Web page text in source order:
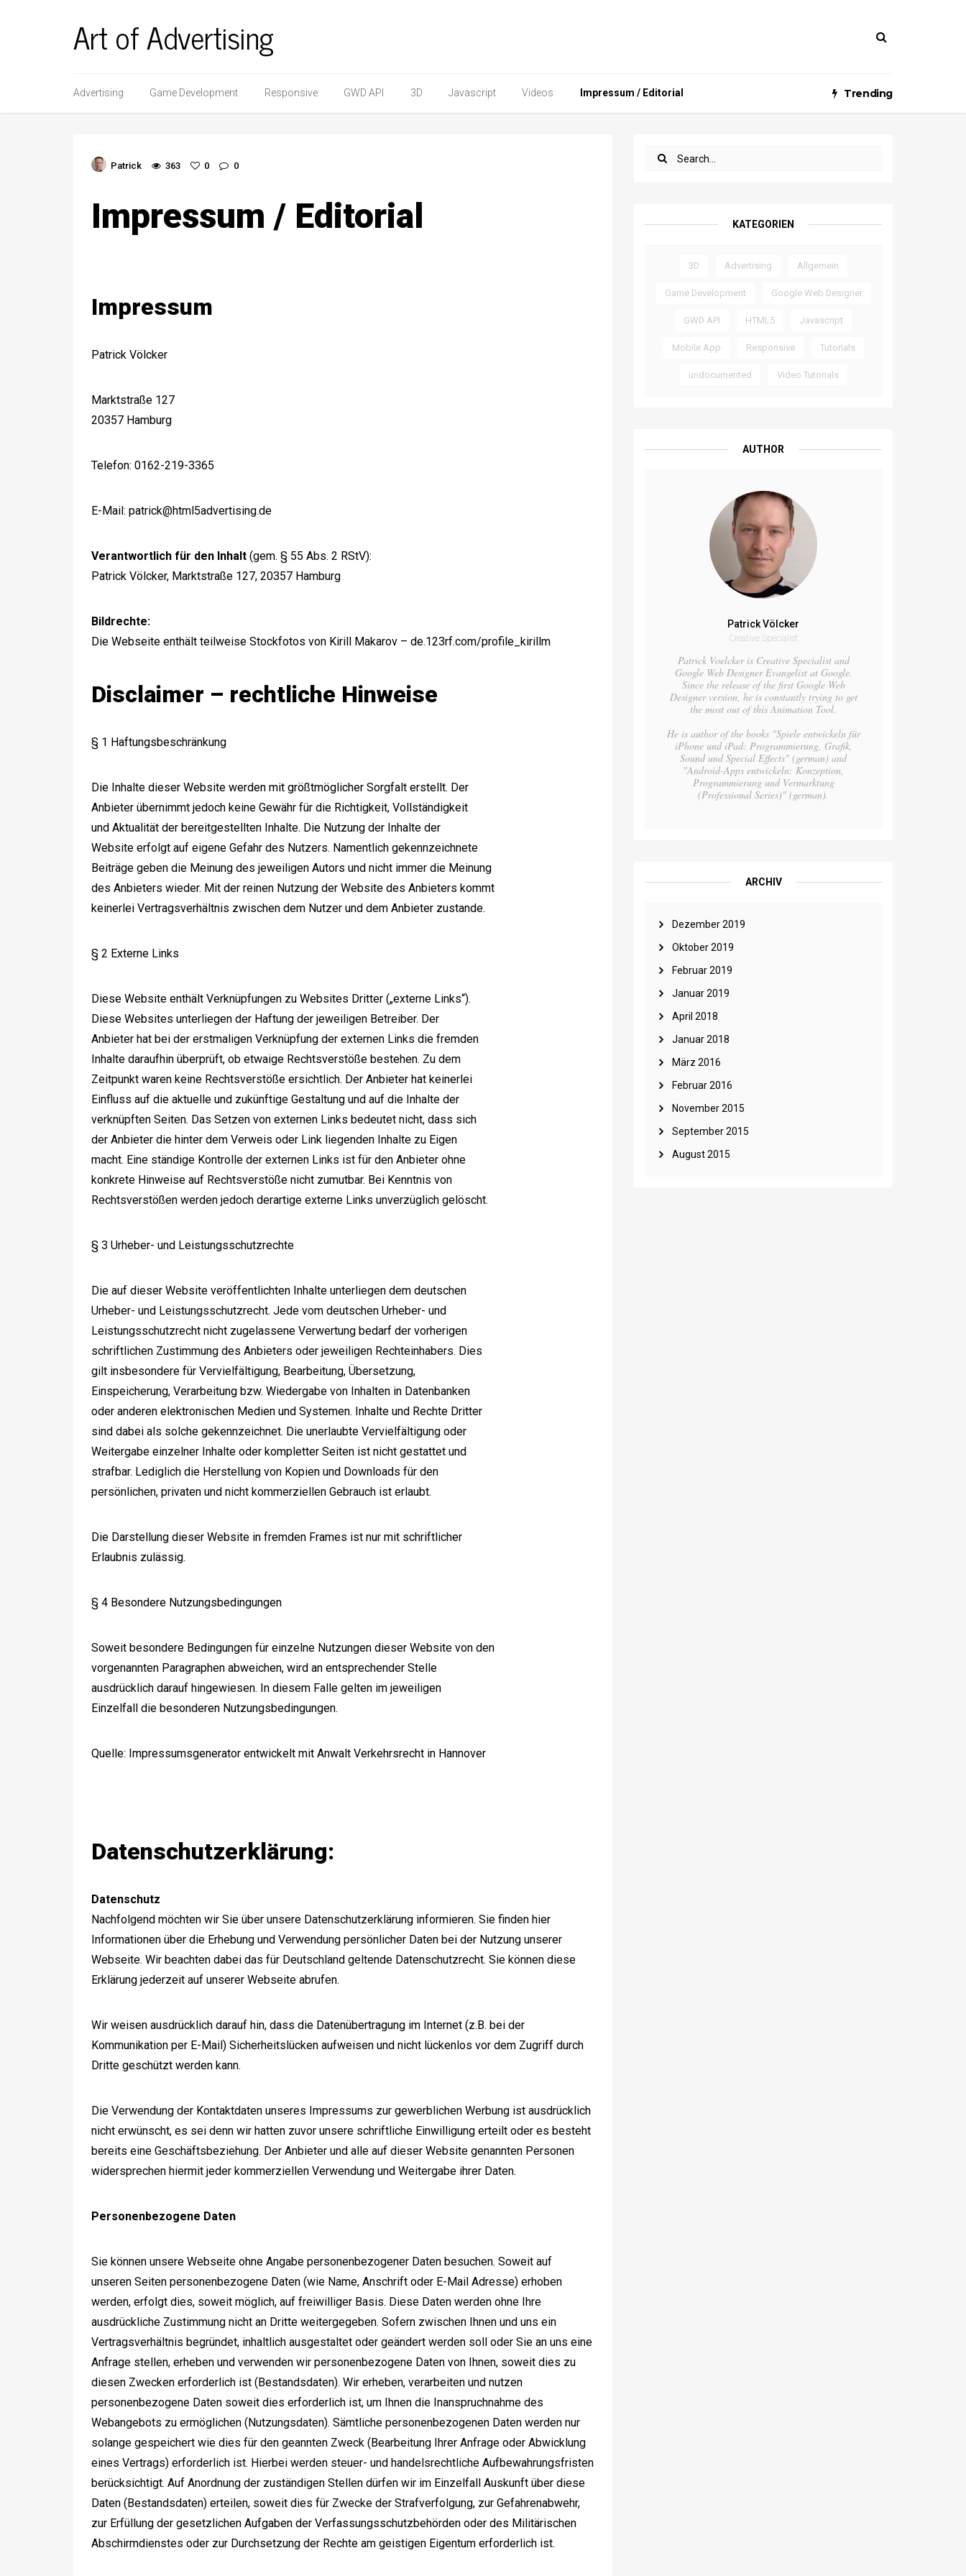
Art of Advertising
Advertising Game Development Responsive GWD API 3D Javascript Videos Impressum / Editorial Trending
KATEGORIEN
3D Advertising Allgemein
Game Development Google Web Designer
GWD API HTML5 Javascript
Mobile App Responsive Tutorials
undocumented Video Tutorials
AUTHOR
Patrick Völcker
Creative Specialist
Patrick Voelcker is Creative Specialist and
Google Web Designer Evangelist at Google.
Since the release of the first Google Web
Designer version, he is constantly trying to get
the most out of this Animation Tool.
He is author of the books "Spiele entwickeln für
iPhone und iPad: Programmierung, Grafik,
Sound und Special Effects" (german) and
"Android-Apps entwickeln: Konzeption,
Programmierung und Vermarktung
(Professional Series)" (german).
ARCHIV
Dezember 2019
Oktober 2019
Februar 2019
Januar 2019
April 2018
Januar 2018
März 2016
Februar 2016
November 2015
September 2015
August 2015
Patrick 363 0 0
Impressum / Editorial
Impressum
Patrick Völcker
Marktstraße 127
20357 Hamburg
Telefon: 0162-219-3365
E-Mail: patrick@html5advertising.de
Verantwortlich für den Inhalt (gem. § 55 Abs. 2 RStV):
Patrick Völcker, Marktstraße 127, 20357 Hamburg
Bildrechte:
Die Webseite enthält teilweise Stockfotos von Kirill Makarov – de.123rf.com/profile_kirillm
Disclaimer – rechtliche Hinweise
§ 1 Haftungsbeschränkung
Die Inhalte dieser Website werden mit größtmöglicher Sorgfalt erstellt. Der
Anbieter übernimmt jedoch keine Gewähr für die Richtigkeit, Vollständigkeit
und Aktualität der bereitgestellten Inhalte. Die Nutzung der Inhalte der
Website erfolgt auf eigene Gefahr des Nutzers. Namentlich gekennzeichnete
Beiträge geben die Meinung des jeweiligen Autors und nicht immer die Meinung
des Anbieters wieder. Mit der reinen Nutzung der Website des Anbieters kommt
keinerlei Vertragsverhältnis zwischen dem Nutzer und dem Anbieter zustande.
§ 2 Externe Links
Diese Website enthält Verknüpfungen zu Websites Dritter („externe Links“).
Diese Websites unterliegen der Haftung der jeweiligen Betreiber. Der
Anbieter hat bei der erstmaligen Verknüpfung der externen Links die fremden
Inhalte daraufhin überprüft, ob etwaige Rechtsverstöße bestehen. Zu dem
Zeitpunkt waren keine Rechtsverstöße ersichtlich. Der Anbieter hat keinerlei
Einfluss auf die aktuelle und zukünftige Gestaltung und auf die Inhalte der
verknüpften Seiten. Das Setzen von externen Links bedeutet nicht, dass sich
der Anbieter die hinter dem Verweis oder Link liegenden Inhalte zu Eigen
macht. Eine ständige Kontrolle der externen Links ist für den Anbieter ohne
konkrete Hinweise auf Rechtsverstöße nicht zumutbar. Bei Kenntnis von
Rechtsverstößen werden jedoch derartige externe Links unverzüglich gelöscht.
§ 3 Urheber- und Leistungsschutzrechte
Die auf dieser Website veröffentlichten Inhalte unterliegen dem deutschen
Urheber- und Leistungsschutzrecht. Jede vom deutschen Urheber- und
Leistungsschutzrecht nicht zugelassene Verwertung bedarf der vorherigen
schriftlichen Zustimmung des Anbieters oder jeweiligen Rechteinhabers. Dies
gilt insbesondere für Vervielfältigung, Bearbeitung, Übersetzung,
Einspeicherung, Verarbeitung bzw. Wiedergabe von Inhalten in Datenbanken
oder anderen elektronischen Medien und Systemen. Inhalte und Rechte Dritter
sind dabei als solche gekennzeichnet. Die unerlaubte Vervielfältigung oder
Weitergabe einzelner Inhalte oder kompletter Seiten ist nicht gestattet und
strafbar. Lediglich die Herstellung von Kopien und Downloads für den
persönlichen, privaten und nicht kommerziellen Gebrauch ist erlaubt.
Die Darstellung dieser Website in fremden Frames ist nur mit schriftlicher
Erlaubnis zulässig.
§ 4 Besondere Nutzungsbedingungen
Soweit besondere Bedingungen für einzelne Nutzungen dieser Website von den
vorgenannten Paragraphen abweichen, wird an entsprechender Stelle
ausdrücklich darauf hingewiesen. In diesem Falle gelten im jeweiligen
Einzelfall die besonderen Nutzungsbedingungen.
Quelle: Impressumsgenerator entwickelt mit Anwalt Verkehrsrecht in Hannover
Datenschutzerklärung:
Datenschutz
Nachfolgend möchten wir Sie über unsere Datenschutzerklärung informieren. Sie finden hier
Informationen über die Erhebung und Verwendung persönlicher Daten bei der Nutzung unserer
Webseite. Wir beachten dabei das für Deutschland geltende Datenschutzrecht. Sie können diese
Erklärung jederzeit auf unserer Webseite abrufen.
Wir weisen ausdrücklich darauf hin, dass die Datenübertragung im Internet (z.B. bei der
Kommunikation per E-Mail) Sicherheitslücken aufweisen und nicht lückenlos vor dem Zugriff durch
Dritte geschützt werden kann.
Die Verwendung der Kontaktdaten unseres Impressums zur gewerblichen Werbung ist ausdrücklich
nicht erwünscht, es sei denn wir hatten zuvor unsere schriftliche Einwilligung erteilt oder es besteht
bereits eine Geschäftsbeziehung. Der Anbieter und alle auf dieser Website genannten Personen
widersprechen hiermit jeder kommerziellen Verwendung und Weitergabe ihrer Daten.
Personenbezogene Daten
Sie können unsere Webseite ohne Angabe personenbezogener Daten besuchen. Soweit auf
unseren Seiten personenbezogene Daten (wie Name, Anschrift oder E-Mail Adresse) erhoben
werden, erfolgt dies, soweit möglich, auf freiwilliger Basis. Diese Daten werden ohne Ihre
ausdrückliche Zustimmung nicht an Dritte weitergegeben. Sofern zwischen Ihnen und uns ein
Vertragsverhältnis begründet, inhaltlich ausgestaltet oder geändert werden soll oder Sie an uns eine
Anfrage stellen, erheben und verwenden wir personenbezogene Daten von Ihnen, soweit dies zu
diesen Zwecken erforderlich ist (Bestandsdaten). Wir erheben, verarbeiten und nutzen
personenbezogene Daten soweit dies erforderlich ist, um Ihnen die Inanspruchnahme des
Webangebots zu ermöglichen (Nutzungsdaten). Sämtliche personenbezogenen Daten werden nur
solange gespeichert wie dies für den geannten Zweck (Bearbeitung Ihrer Anfrage oder Abwicklung
eines Vertrags) erforderlich ist. Hierbei werden steuer- und handelsrechtliche Aufbewahrungsfristen
berücksichtigt. Auf Anordnung der zuständigen Stellen dürfen wir im Einzelfall Auskunft über diese
Daten (Bestandsdaten) erteilen, soweit dies für Zwecke der Strafverfolgung, zur Gefahrenabwehr,
zur Erfüllung der gesetzlichen Aufgaben der Verfassungsschutzbehörden oder des Militärischen
Abschirmdienstes oder zur Durchsetzung der Rechte am geistigen Eigentum erforderlich ist.